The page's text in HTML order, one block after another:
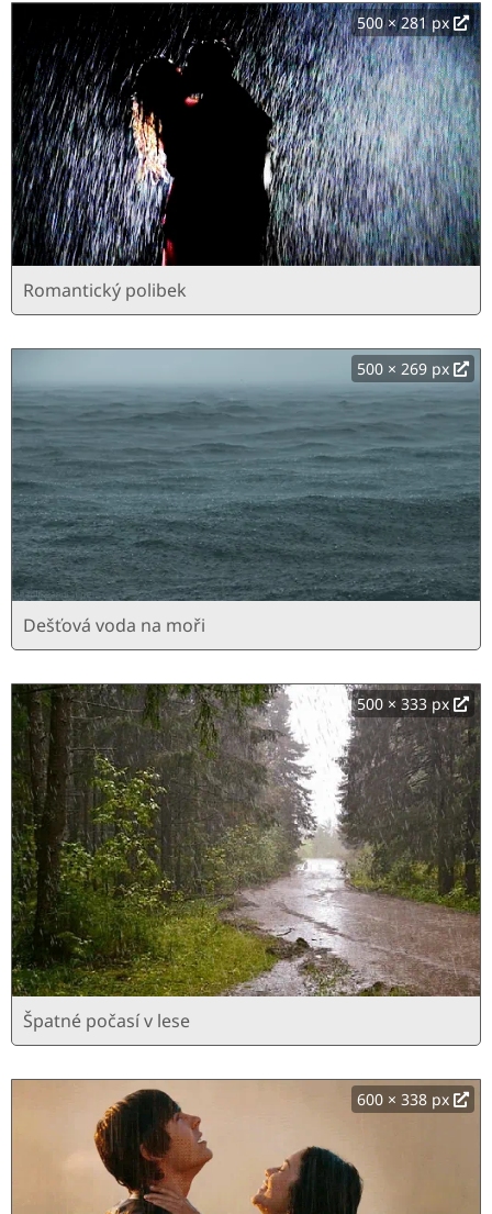
500 × 281 px
Romantický polibek
500 × 269 px
Dešťová voda na moři
500 × 333 px
Špatné počasí v lese
600 × 338 px